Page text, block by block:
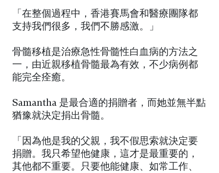
「在整個過程中，香港賽馬會和醫療團隊都
支持我們很多，我們不勝感激。」
骨髓移植是治療急性骨髓性白血病的方法之
一，由近親移植骨髓最為有效，不少病例都
能完全痊癒。
Samantha 是最合適的捐贈者，而她並無半點
猶豫就決定捐出骨髓。
「因為他是我的父親，我不假思索就決定要
捐贈。我只希望他健康，這才是最重要的，
其他都不重要。只要他能健康、如常工作、